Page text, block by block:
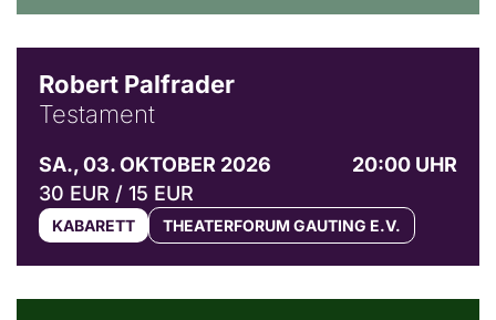
Robert Palfrader
Testament
SA., 03. OKTOBER 2026
20:00 UHR
30 EUR / 15 EUR
KABARETT THEATERFORUM GAUTING E.V.